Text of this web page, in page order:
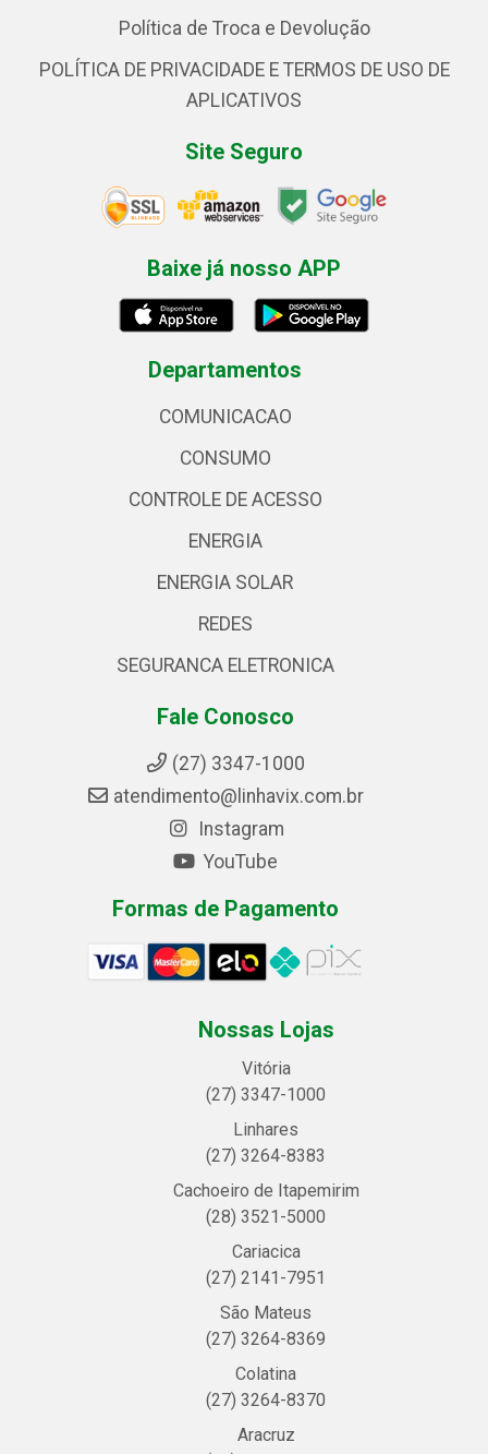
Política de Troca e Devolução
POLÍTICA DE PRIVACIDADE E TERMOS DE USO DE
APLICATIVOS
Site Seguro
Baixe já nosso APP
Departamentos
COMUNICACAO
CONSUMO
CONTROLE DE ACESSO
ENERGIA
ENERGIA SOLAR
REDES
SEGURANCA ELETRONICA
Fale Conosco
(27) 3347-1000
atendimento@linhavix.com.br
Instagram
YouTube
Formas de Pagamento
Nossas Lojas
Vitória
(27) 3347-1000
Linhares
(27) 3264-8383
Cachoeiro de Itapemirim
(28) 3521-5000
Cariacica
(27) 2141-7951
São Mateus
(27) 3264-8369
Colatina
(27) 3264-8370
Aracruz